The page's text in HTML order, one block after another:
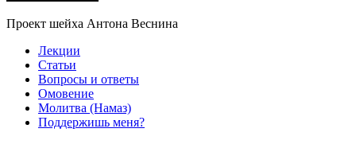
Проект шейха Антона Веснина
Лекции
Статьи
Вопросы и ответы
Омовение
Молитва (Намаз)
Поддержишь меня?